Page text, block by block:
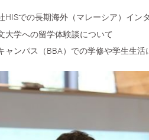
HISでの長期海外（マレーシア）イン
大学への留学体験談について
ャンパス（BBA）での学修や学生生活